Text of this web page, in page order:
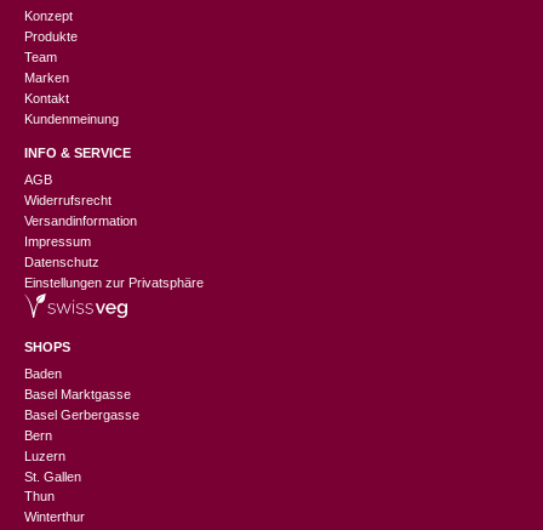
Konzept
Produkte
Team
Marken
Kontakt
Kundenmeinung
INFO & SERVICE
AGB
Widerrufsrecht
Versandinformation
Impressum
Datenschutz
Einstellungen zur Privatsphäre
SHOPS
Baden
Basel Marktgasse
Basel Gerbergasse
Bern
Luzern
St. Gallen
Thun
Winterthur